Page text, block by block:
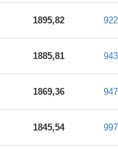
1895,82
1885,81
1869,36
1845,54